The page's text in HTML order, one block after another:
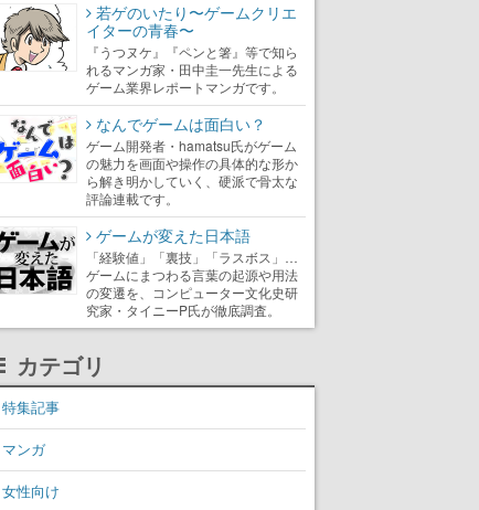
若ゲのいたり〜ゲームクリエ
イターの青春〜
『うつヌケ』『ペンと箸』等で知ら
れるマンガ家・田中圭一先生による
ゲーム業界レポートマンガです。
なんでゲームは面白い？
ゲーム開発者・hamatsu氏がゲーム
の魅力を画面や操作の具体的な形か
ら解き明かしていく、硬派で骨太な
評論連載です。
ゲームが変えた日本語
「経験値」「裏技」「ラスボス」…
ゲームにまつわる言葉の起源や用法
の変遷を、コンピューター文化史研
究家・タイニーP氏が徹底調査。
カテゴリ
特集記事
マンガ
女性向け